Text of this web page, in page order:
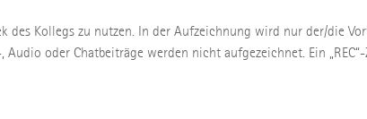
Kollegs zu nutzen. In der Aufzeichnung wird nur der/die
oder Chatbeiträge werden nicht aufgezeichnet. Ein